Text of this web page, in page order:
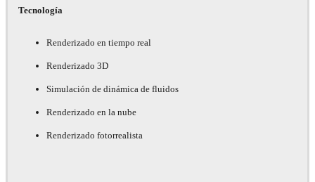
Tecnología
Renderizado en tiempo real
Renderizado 3D
Simulación de dinámica de fluidos
Renderizado en la nube
Renderizado fotorrealista